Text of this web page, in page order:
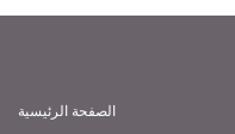
الصفحة الرئيسية